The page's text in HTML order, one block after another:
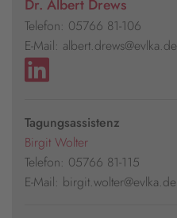
Dr. Albert Drews
Telefon: 05766 81-106
E-Mail: albert.drews@evlka.de
Tagungsassistenz
Birgit Wolter
Telefon: 05766 81-115
E-Mail: birgit.wolter@evlka.de